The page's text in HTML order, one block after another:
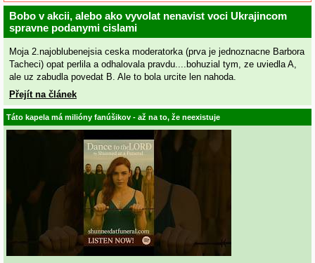
Bobo v akcii, alebo ako vyvolat nenavist voci Ukrajincom
spravne podanymi cislami
Moja 2.najoblubenejsia ceska moderatorka (prva je jednoznacne Barbora
Tacheci) opat perlila a odhalovala pravdu....bohuzial tym, ze uviedla A,
ale uz zabudla povedat B. Ale to bola urcite len nahoda.
Přejít na článek
Táto kapela má milióny fanúšikov - až na to, že neexistuje